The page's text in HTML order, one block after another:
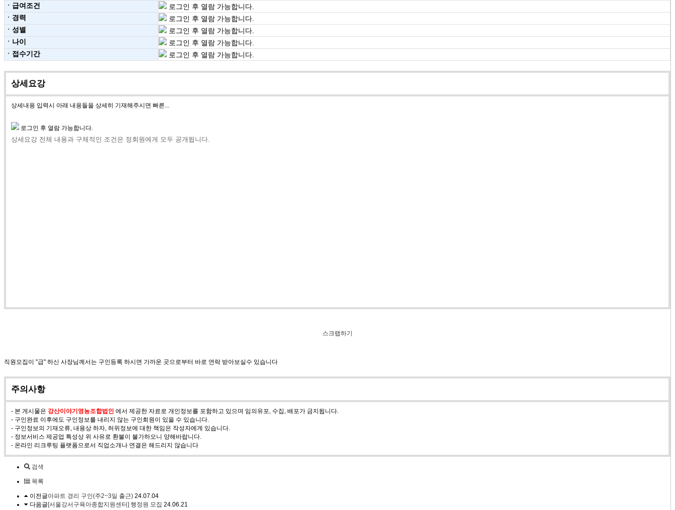
ㆍ급여조건
로그인 후 열람 가능합니다.
ㆍ경력
로그인 후 열람 가능합니다.
ㆍ성별
로그인 후 열람 가능합니다.
ㆍ나이
로그인 후 열람 가능합니다.
ㆍ접수기간
로그인 후 열람 가능합니다.
상세요강
상세내용 입력시 아래 내용들을 상세히 기재해주시면 빠른...
로그인 후 열람 가능합니다.
상세요강 전체 내용과 구체적인 조건은 정회원에게 모두 공개됩니다.
스크랩하기
직원모집이 "급" 하신 사장님께서는 구인등록 하시면 가까운 곳으로부터 바로 연락 받아보실수 있습니다
주의사항
- 본 게시물은 강산이야기영농조합법인 에서 제공한 자료로 개인정보를 포함하고 있으며 임의유포, 수집, 배포가 금지됩니다.
- 구인완료 이후에도 구인정보를 내리지 않는 구인회원이 있을 수 있습니다.
- 구인정보의 기재오류, 내용상 하자, 허위정보에 대한 책임은 작성자에게 있습니다.
- 정보서비스 제공업 특성상 위 사유로 환불이 불가하오니 양해바랍니다.
- 온라인 리크루팅 플랫폼으로서 직업소개나 연결은 해드리지 않습니다
검색
목록
이전글아파트 경리 구인(주2~3일 출근) 24.07.04
다음글[서울강서구육아종합지원센터] 행정원 모집 24.06.21